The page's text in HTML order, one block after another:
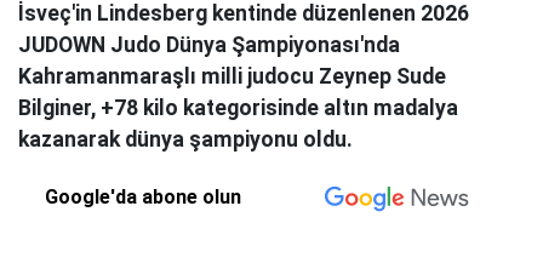
İsveç'in Lindesberg kentinde düzenlenen 2026
JUDOWN Judo Dünya Şampiyonası'nda
Kahramanmaraşlı milli judocu Zeynep Sude
Bilginer, +78 kilo kategorisinde altın madalya
kazanarak dünya şampiyonu oldu.
Google'da abone olun